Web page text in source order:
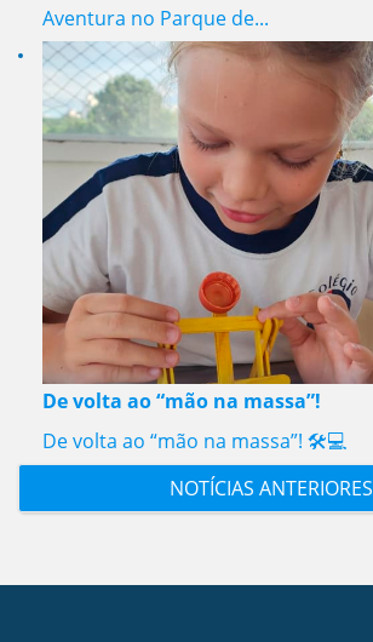
Aventura no Parque de...
De volta ao “mão na massa”!
De volta ao “mão na massa”! 🛠️💻
NOTÍCIAS ANTERIORES